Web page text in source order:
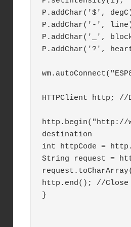
P.addChar('$',
P.addChar('-',
P.addChar('_',
P.addChar('?',
HTTPClient http; //
http.begin("http://
destination
int httpCode =
String request =
http.end(); //Close
}